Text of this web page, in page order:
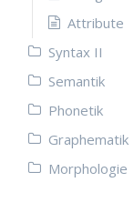
Attribute
Syntax II
Semantik
Phonetik
Graphematik
Morphologie